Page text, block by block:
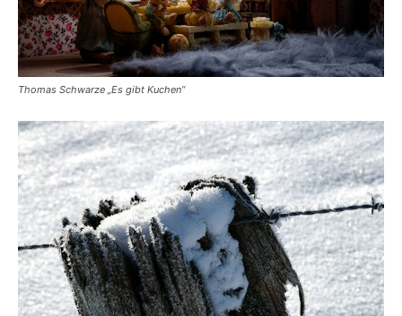
Thomas Schwarze „Es gibt Kuchen“